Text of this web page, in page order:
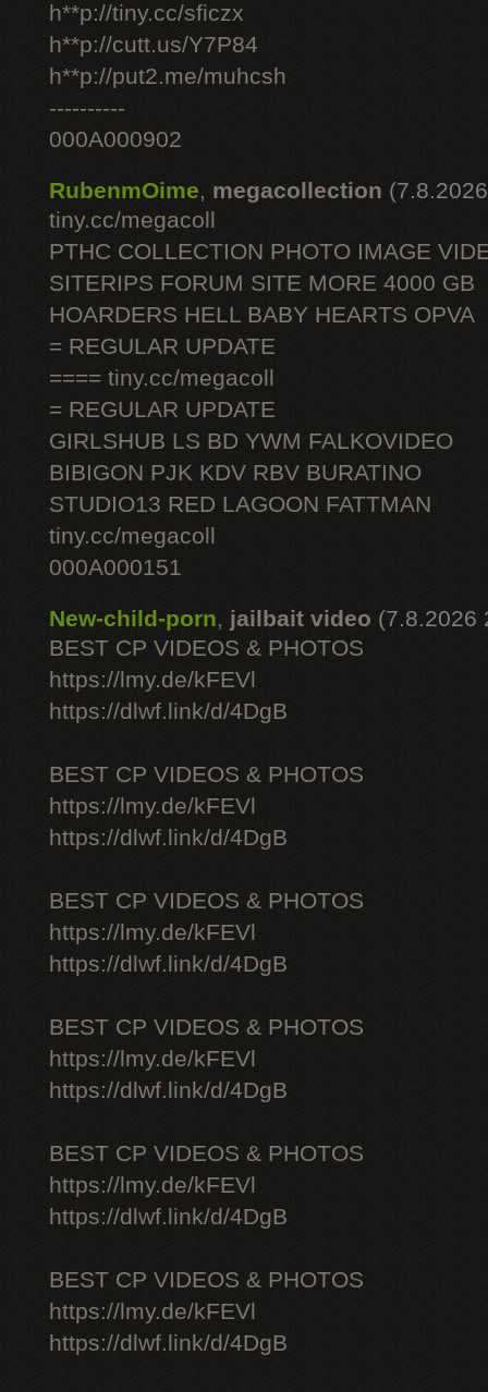
h**p://tiny.cc/sficzx
h**p://cutt.us/Y7P84
h**p://put2.me/muhcsh
----------
000A000902
RubenmOime, megacollection
tiny.cc/megacoll
PTHC COLLECTION PHOTO IMAGE
SITERIPS FORUM SITE MORE 4000 GB
HOARDERS HELL BABY HEARTS OPVA
= REGULAR UPDATE
==== tiny.cc/megacoll
= REGULAR UPDATE
GIRLSHUB LS BD YWM FALKOVIDEO
BIBIGON PJK KDV RBV BURATINO
STUDIO13 RED LAGOON FATTMAN
tiny.cc/megacoll
000A000151
New-child-porn, jailbait video (7.8.2026
BEST CP VIDEOS & PHOTOS
https://lmy.de/kFEVl
https://dlwf.link/d/4DgB
BEST CP VIDEOS & PHOTOS
https://lmy.de/kFEVl
https://dlwf.link/d/4DgB
BEST CP VIDEOS & PHOTOS
https://lmy.de/kFEVl
https://dlwf.link/d/4DgB
BEST CP VIDEOS & PHOTOS
https://lmy.de/kFEVl
https://dlwf.link/d/4DgB
BEST CP VIDEOS & PHOTOS
https://lmy.de/kFEVl
https://dlwf.link/d/4DgB
BEST CP VIDEOS & PHOTOS
https://lmy.de/kFEVl
https://dlwf.link/d/4DgB